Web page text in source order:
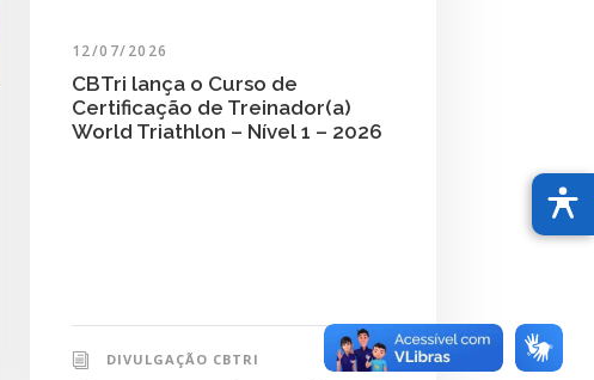
12/07/2026
CBTri lança o Curso de
Certificação de Treinador(a)
World Triathlon – Nível 1 – 2026
DIVULGAÇÃO CBTRI